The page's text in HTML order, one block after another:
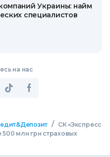
Украины: найм
специалистов
на нас
/
СК «Экспресс
млн грн страховых